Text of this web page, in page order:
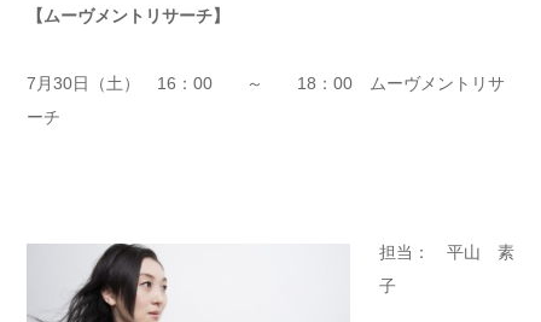
【ムーヴメントリサーチ】
7月30日（土） 16：00 ～ 18：00 ムーヴメントリサ
ーチ
担当： 平山 素
子